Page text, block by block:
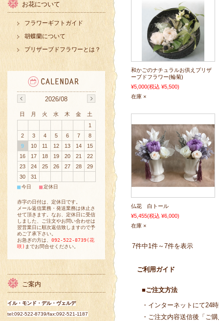
和かごのナチュラルお供えプリザ
ーブドフラワー(輪菊)
¥5,000(税込 ¥5,500)
在庫 ×
仏花 白トール
¥5,455(税込 ¥6,000)
在庫 ×
7件中1件～7件を表示
ご利用ガイド
■ご注文方法
・インターネットにて24
・ご注文内容送信後「ご
お花について
フラワーギフトガイド
胡蝶蘭について
プリザーブドフラワーとは？
2026/08
日 月 火 水 木 金
土
1
2
3 4 5 6 7
8
9
10 11 12 13 14
15
16
17 18 19 20 21
22
23
24 25 26 27 28
29
30
31
■今日 ■定休日
赤字の日付は、定休日です。
メール返信業務・発送業務は休止さ
せて頂きます。なお、定休日に受信
しました、ご注文やお問い合わせは
翌営業日に順次返信致しますので予
めご了承下さい。
お急ぎの方は、 092-522-8739(花
咲) までお問合せください。
ご案内
イル・モンド・デル・ヴェルデ
tel:092-522-8739/fax:092-521-1187